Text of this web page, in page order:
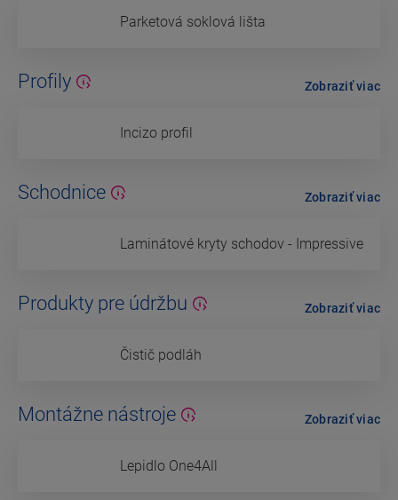
Parketová soklová lišta
Profily
Incizo profil
Zobraziť viac
Schodnice
Laminátové kryty schodov - Impressive
Zobraziť viac
Produkty pre údržbu
Čistič podláh
Zobraziť viac
Montážne nástroje
Lepidlo One4All
Zobraziť viac